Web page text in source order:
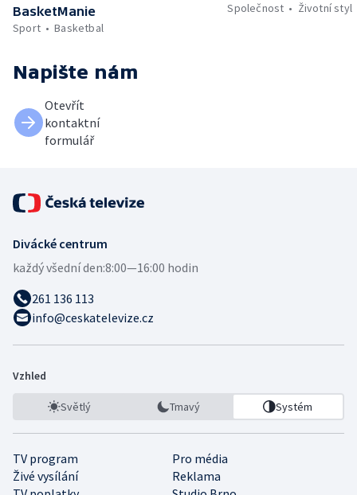
BasketManie
Sport
Basketbal
Společnost
Životní styl
Napište nám
Otevřít
kontaktní
formulář
Divácké centrum
každý všední den:8:00—16:00 hodin
261 136 113
info@ceskatelevize.cz
Vzhled
Světlý Tmavý Systém
TV program
Pro média
Živé vysílání
Reklama